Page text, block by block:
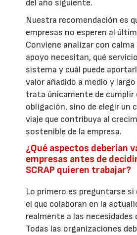
del año siguiente.
Nuestra recomendación es
empresas no esperen al
Conviene analizar con calma
apoyo necesitan, qué
sistema y cuál puede
valor añadido a medio y
trata únicamente de cumplir
obligación, sino de elegir un
viaje que contribuya al
sostenible de la empresa.
¿Qué aspectos deberían
empresas antes de
SCRAP quieren trabajar?
Lo primero es preguntarse
el que colaboran en la
realmente a las necesidades
Todas las organizaciones